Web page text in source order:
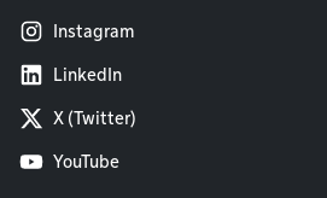
Instagram
LinkedIn
X (Twitter)
YouTube